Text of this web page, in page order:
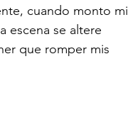
cuando monto mi
escena se altere
que romper mis